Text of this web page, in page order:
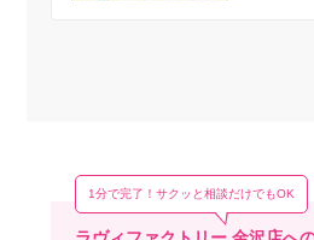
1分で完了！サクッと相談だけでもOK